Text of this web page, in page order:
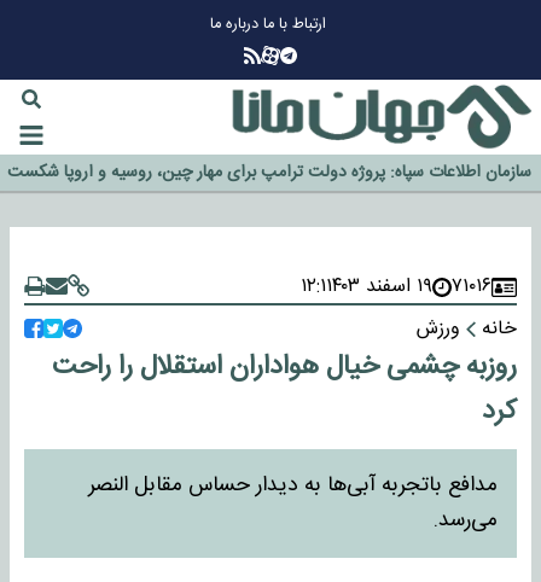
ارتباط با مادرباره ما
گزینه جدایی اوسمار روی میز مدیران پرسپولیس
آیا رئیس جمهور آمریکا قانون را دور می‌زند؟
اخراج رسمی چهره نامدار از پرسپولیس
سازمان اطلاعات سپاه: پروژه دولت ترامپ برای مهار چین، روسیه و اروپا شکست
خورد
۷۱۰۱۶ ۱۹ اسفند ۱۴۰۳
۱۲:۱
خانه
ورزش
روزبه چشمی خیال هواداران استقلال را راحت
کرد
مدافع باتجربه آبی‌ها به دیدار حساس مقابل النصر
می‌رسد.